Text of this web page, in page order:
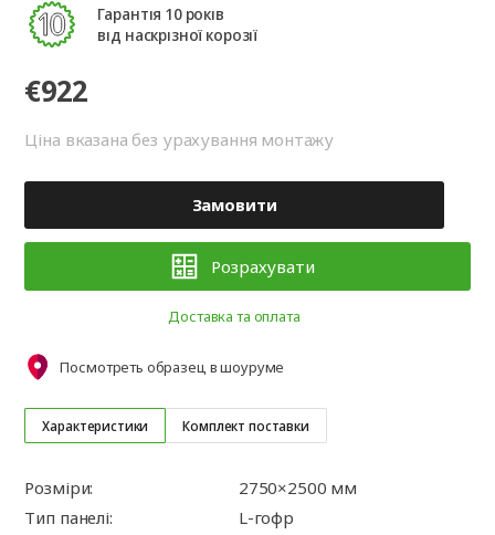
Характеристики Комплект поставки
Розміри:
2750×2500 мм
Тип панелі:
L-гофр
Гарантія 10 років
від наскрізної корозії
€922
Ціна вказана без урахування монтажу
Замовити
Розрахувати
Доставка та оплата
Посмотреть образец в шоуруме